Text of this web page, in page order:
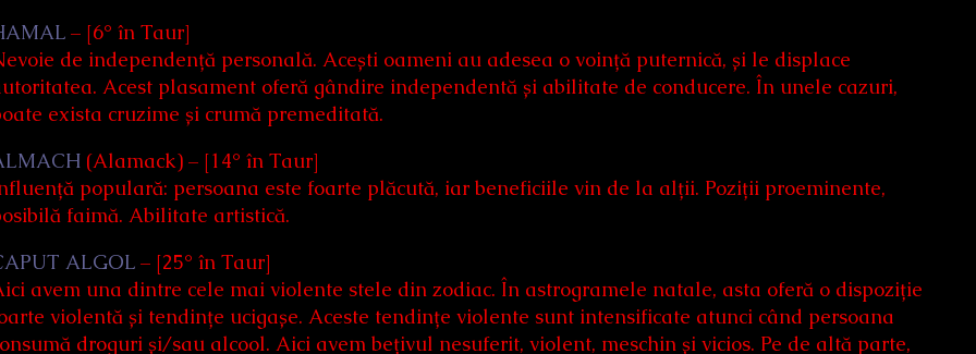
– [6° în Taur]
de independență personală. Acești oameni au adesea o voință puternică, și le displace
Acest plasament oferă gândire independentă și abilitate de conducere. În unele cazuri,
exista cruzime și crumă premeditată.
(Alamack) – [14° în Taur]
populară: persoana este foarte plăcută, iar beneficiile vin de la alții. Poziții proeminente,
faimă. Abilitate artistică.
ALGOL – [25° în Taur]
avem una dintre cele mai violente stele din zodiac. În astrogramele natale, asta oferă o dispoziție
violentă și tendințe ucigașe. Aceste tendințe violente sunt intensificate atunci când persoana
droguri și/sau alcool. Aici avem bețivul nesuferit, violent, meschin și vicios. Pe de altă parte,